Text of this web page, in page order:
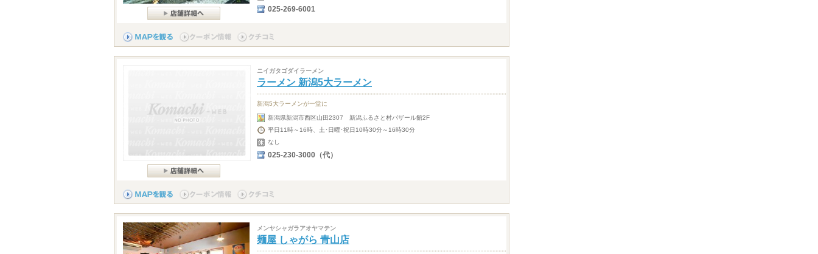
025-269-6001
ニイガタゴダイラーメン
ラーメン 新潟5大ラーメン
新潟5大ラーメンが一堂に
新潟県新潟市西区山田2307 新潟ふるさと村バザール館2F
平日11時～16時、土･日曜･祝日10時30分～16時30分
なし
025-230-3000（代）
メンヤシャガラアオヤマテン
麺屋 しゃがら 青山店